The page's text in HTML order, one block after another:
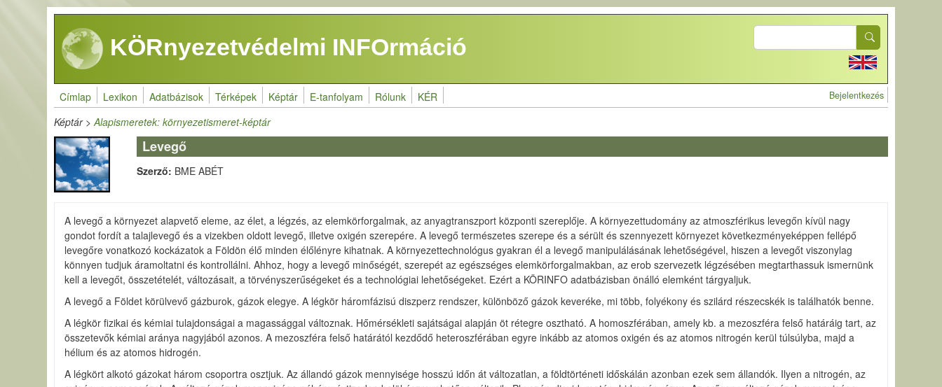
Ugrás a tartalomra
KÖRnyezetvédelmi INFOrmáció
Search
Címlap Lexikon Adatbázisok Térképek Képtár E-tanfolyam Rólunk KÉR User account
Bejelentkezés
Képtár>Alapismeretek: környezetismeret-képtár
Levegő
Szerző: BME ABÉT
A levegő a környezet alapvető eleme, az élet, a légzés, az elemkörforgalmak, az anyagtranszport központi szereplője. A környezettudomány az atmoszférikus levegőn kívül nagy
gondot fordít a talajlevegő és a vizekben oldott levegő, illetve oxigén szerepére. A levegő természetes szerepe és a sérült és szennyezett környezet következményeképpen fellépő
levegőre vonatkozó kockázatok a Földön élő minden élőlényre kihatnak. A környezettechnológus gyakran él a levegő manipulálásának lehetőségével, hiszen a levegőt viszonylag
könnyen tudjuk áramoltatni és kontrollálni. Ahhoz, hogy a levegő minőségét, szerepét az egészséges elemkörforgalmakban, az erob szervezetk légzésében megtarthassuk ismernünk
kell a levegőt, összetételét, változásait, a törvényszerűségeket és a technológiai lehetőségeket. Ezért a KÖRINFO adatbázisban önálló elemként tárgyaljuk.
A levegő a Földet körülvevő gázburok, gázok elegye. A légkör háromfázisú diszperz rendszer, különböző gázok keveréke, mi több, folyékony és szilárd részecskék is találhatók benne.
A légkör fizikai és kémiai tulajdonságai a magassággal változnak. Hőmérsékleti sajátságai alapján öt rétegre osztható. A homoszférában, amely kb. a mezoszféra felső határáig tart, az
összetevők kémiai aránya nagyjából azonos. A mezoszféra felső határától kezdődő heteroszférában egyre inkább az atomos oxigén és az atomos nitrogén kerül túlsúlyba, majd a
hélium és az atomos hidrogén.
A légkört alkotó gázokat három csoportra osztjuk. Az állandó gázok mennyisége hosszú időn át változatlan, a földtörténeti időskálán azonban ezek sem állandók. Ilyen a nitrogén, az